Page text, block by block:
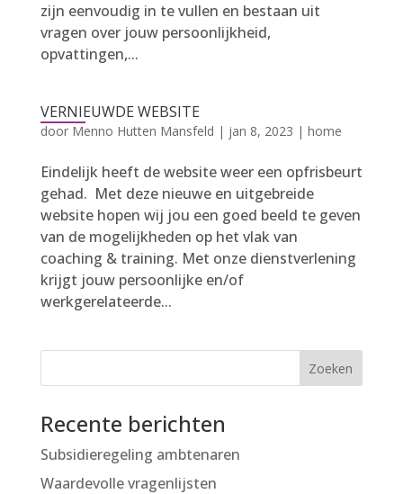
zijn eenvoudig in te vullen en bestaan uit
vragen over jouw persoonlijkheid,
opvattingen,...
VERNIEUWDE WEBSITE
door Menno Hutten Mansfeld | jan 8, 2023 | home
Eindelijk heeft de website weer een opfrisbeurt
gehad. Met deze nieuwe en uitgebreide
website hopen wij jou een goed beeld te geven
van de mogelijkheden op het vlak van
coaching & training. Met onze dienstverlening
krijgt jouw persoonlijke en/of
werkgerelateerde...
Recente berichten
Subsidieregeling ambtenaren
Waardevolle vragenlijsten